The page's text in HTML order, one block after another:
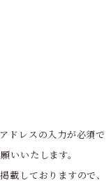
ドレスの入力が必須で
いいたします。
載しておりますので、